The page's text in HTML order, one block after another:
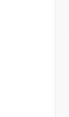
파
e
파
구
커
대